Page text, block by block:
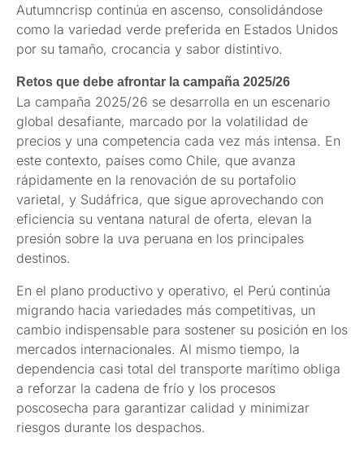
Autumncrisp continúa en ascenso, consolidándose
como la variedad verde preferida en Estados Unidos
por su tamaño, crocancia y sabor distintivo.
Retos que debe afrontar la campaña 2025/26
La campaña 2025/26 se desarrolla en un escenario
global desafiante, marcado por la volatilidad de
precios y una competencia cada vez más intensa. En
este contexto, países como Chile, que avanza
rápidamente en la renovación de su portafolio
varietal, y Sudáfrica, que sigue aprovechando con
eficiencia su ventana natural de oferta, elevan la
presión sobre la uva peruana en los principales
destinos.
En el plano productivo y operativo, el Perú continúa
migrando hacia variedades más competitivas, un
cambio indispensable para sostener su posición en los
mercados internacionales. Al mismo tiempo, la
dependencia casi total del transporte marítimo obliga
a reforzar la cadena de frío y los procesos
poscosecha para garantizar calidad y minimizar
riesgos durante los despachos.